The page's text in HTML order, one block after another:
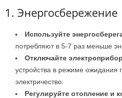
1. Энергосбережение
Используйте
потребляют в 5-7 раз меньше
Отключайте
устройства в режиме ожидания
электричество.
Регулируйте отопление и